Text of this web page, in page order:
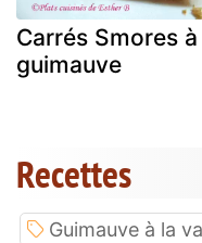
Carrés Smores à
guimauve
Recettes
Guimauve à la